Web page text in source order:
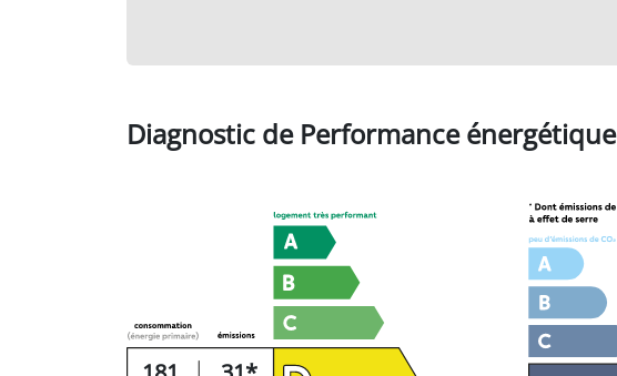
Diagnostic de Performance énergétique